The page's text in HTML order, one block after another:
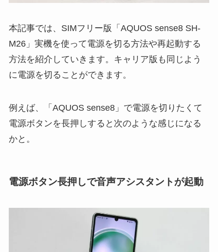
本記事では、SIMフリー版「AQUOS sense8 SH-
M26」実機を使って電源を切る方法や再起動する
方法を紹介していきます。キャリア版も同じよう
に電源を切ることができます。
例えば、「AQUOS sense8」で電源を切りたくて
電源ボタンを長押しすると次のような感じになる
かと。
電源ボタン長押しで音声アシスタントが起動